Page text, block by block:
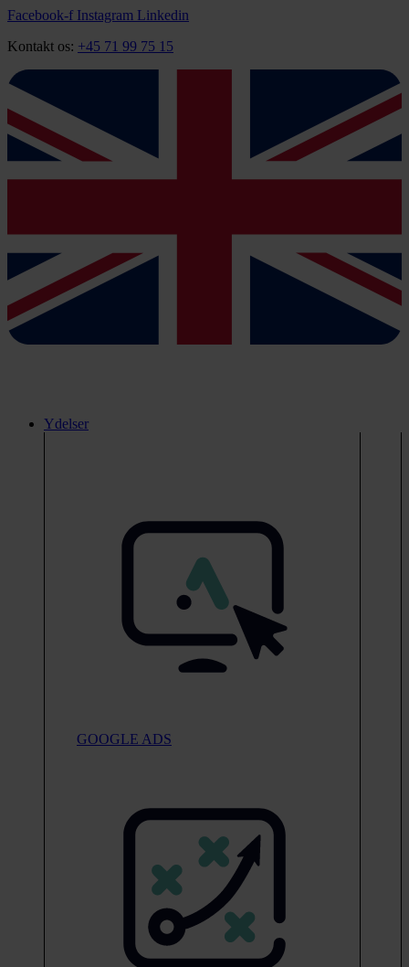
Videre
indhold
Facebook-f Instagram Linkedin
Kontakt os: +45 71 99 75 15
Ydelser
GOOGLE ADS